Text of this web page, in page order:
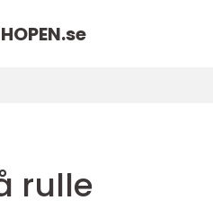
se
rulle